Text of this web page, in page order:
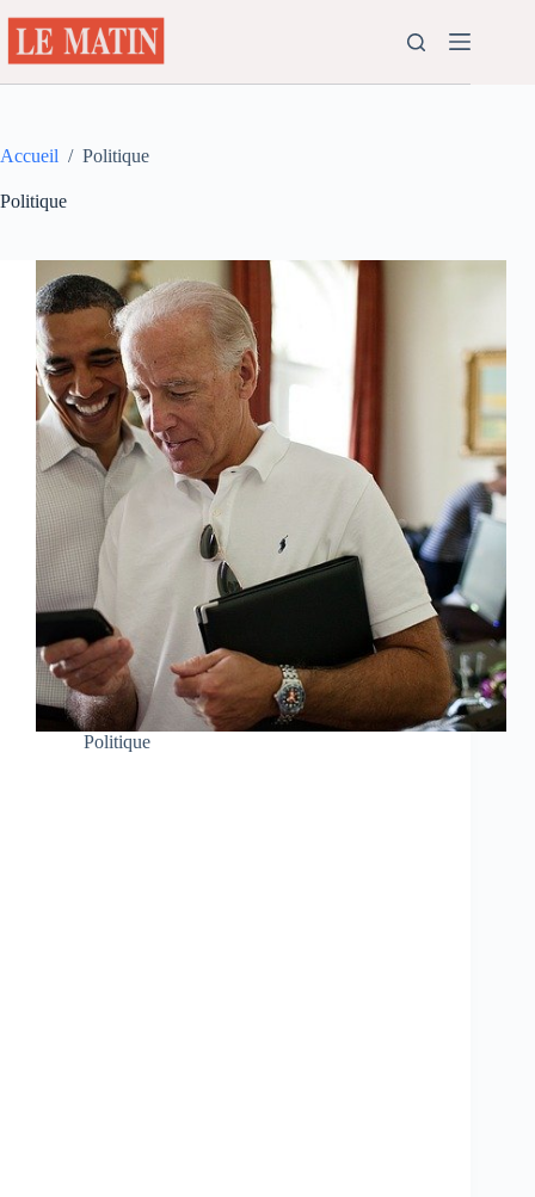
au
contenu
Accueil / Politique
Politique
Politique